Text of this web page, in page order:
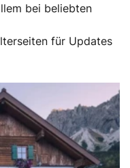
bei beliebten
für Updates